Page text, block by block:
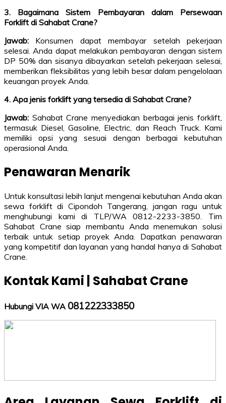
3. Bagaimana Sistem Pembayaran dalam Persewaan
Forklift di Sahabat Crane?
Jawab: Konsumen dapat membayar setelah pekerjaan
selesai. Anda dapat melakukan pembayaran dengan sistem
DP 50% dan sisanya dibayarkan setelah pekerjaan selesai,
memberikan fleksibilitas yang lebih besar dalam pengelolaan
keuangan proyek Anda.
4. Apa jenis forklift yang tersedia di Sahabat Crane?
Jawab: Sahabat Crane menyediakan berbagai jenis forklift,
termasuk Diesel, Gasoline, Electric, dan Reach Truck. Kami
memiliki opsi yang sesuai dengan berbagai kebutuhan
operasional Anda.
Penawaran Menarik
Untuk konsultasi lebih lanjut mengenai kebutuhan Anda akan
sewa forklift di Cipondoh Tangerang, jangan ragu untuk
menghubungi kami di TLP/WA 0812-2233-3850. Tim
Sahabat Crane siap membantu Anda menemukan solusi
terbaik untuk setiap proyek Anda. Dapatkan penawaran
yang kompetitif dan layanan yang handal hanya di Sahabat
Crane.
Kontak Kami | Sahabat Crane
Hubungi VIA WA 081222333850